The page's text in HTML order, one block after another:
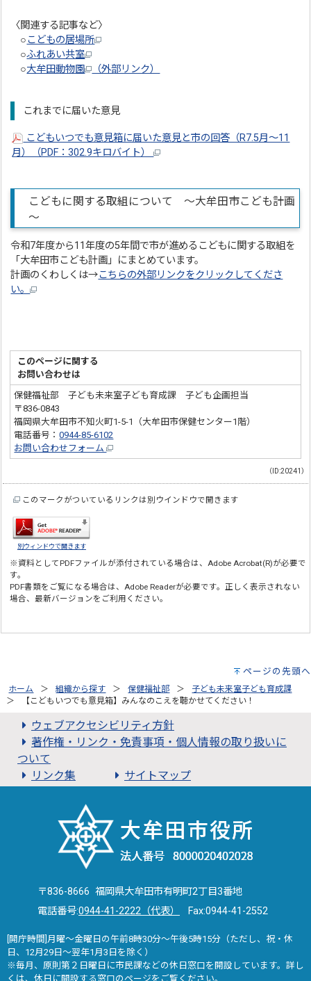
〈関連する記事など〉
○こどもの居場所
○ふれあい共室
○大牟田動物園 （外部リンク）
これまでに届いた意見
こどもいつでも意見箱に届いた意見と市の回答（R7.5月～11
月）（PDF：302.9キロバイト）
こどもに関する取組について ～大牟田市こども計画
～
令和7年度から11年度の5年間で市が進めるこどもに関する取組を
「大牟田市こども計画」にまとめています。
計画のくわしくは→こちらの外部リンクをクリックしてくださ
い。
このページに関する
お問い合わせは
保健福祉部 子ども未来室子ども育成課 子ども企画担当
〒836-0843
福岡県大牟田市不知火町1-5-1（大牟田市保健センター1階）
電話番号：0944-85-6102
お問い合わせフォーム
（ID:20241）
このマークがついているリンクは別ウインドウで開きます
別ウィンドウで開きます
※資料としてPDFファイルが添付されている場合は、Adobe Acrobat(R)が必要で
す。
PDF書類をご覧になる場合は、Adobe Readerが必要です。正しく表示されない
場合、最新バージョンをご利用ください。
ページの先頭へ
ホーム 組織から探す 保健福祉部
子ども未来室子ども育成課
【こどもいつでも意見箱】みんなのこえを聴かせてください！
ウェブアクセシビリティ方針
著作権・リンク・免責事項・個人情報の取り扱いに
ついて
リンク集
サイトマップ
〒836-8666 福岡県大牟田市有明町2丁目3番地
電話番号:0944-41-2222（代表） Fax:0944-41-2552
[開庁時間]月曜～金曜日の午前8時30分～午後5時15分（ただし、祝・休
日、12月29日～翌年1月3日を除く）
※毎月、原則第２日曜日に市民課などの休日窓口を開設しています。詳し
くは、 休日に開設する窓口のページをご覧ください。